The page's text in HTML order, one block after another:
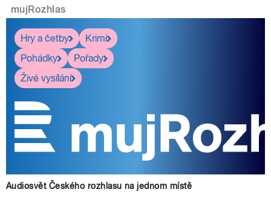
mujRozhlas
Hry a četby
Krimi
Pohádky
Pořady
Živé vysílání
Audiosvět Českého rozhlasu na jednom místě